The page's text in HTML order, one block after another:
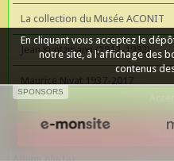
La collection du Musée ACONIT
Jean Kuntzmann (1912-1992)
Maurice Nivat 1937-2017
SPONSORS
En cliquant vous acceptez le
notre site, à l'affichage des
contenus